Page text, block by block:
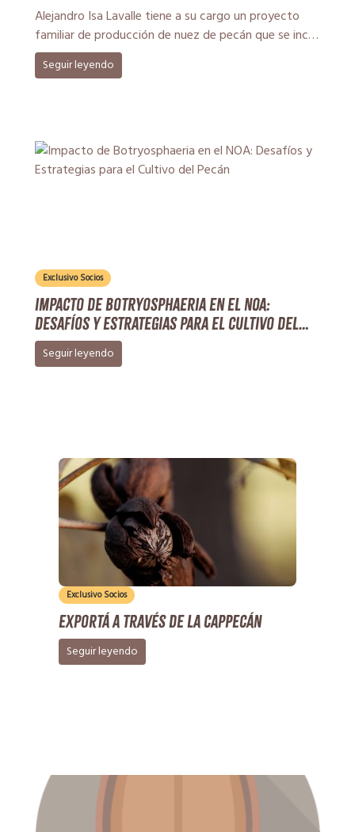
Alejandro Isa Lavalle tiene a su cargo un proyecto
familiar de producción de nuez de pecán que se inció
en […]
Seguir leyendo
Exclusivo Socios
Impacto de Botryosphaeria en el NOA:
Desafíos y Estrategias para el Cultivo del
Pecán
Seguir leyendo
Exclusivo Socios
Exportá a través de la CAPPECÁN
Seguir leyendo